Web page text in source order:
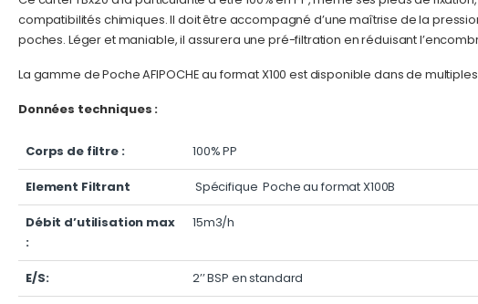
compatibilités chimiques. Il doit être accompagné d’une maîtrise de la
poches. Léger et maniable, il assurera une pré-filtration en réduisant
La gamme de Poche AFIPOCHE au format X100 est disponible dans de
Données techniques :
Corps de filtre : 100% PP
Element Filtrant Spécifique Poche au format X100B
Débit d’utilisation max
:
15m3/h
E/S: 2’’ BSP en standard